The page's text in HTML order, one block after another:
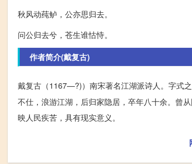
秋风动莼鲈，公亦思归去。
问公归去兮，苍生谁怙恃。
作者简介(戴复古)
戴复古（1167—?)）南宋著名江湖派诗人。字式
不仕，浪游江湖，后归家隐居，卒年八十余。曾
映人民疾苦，具有现实意义。